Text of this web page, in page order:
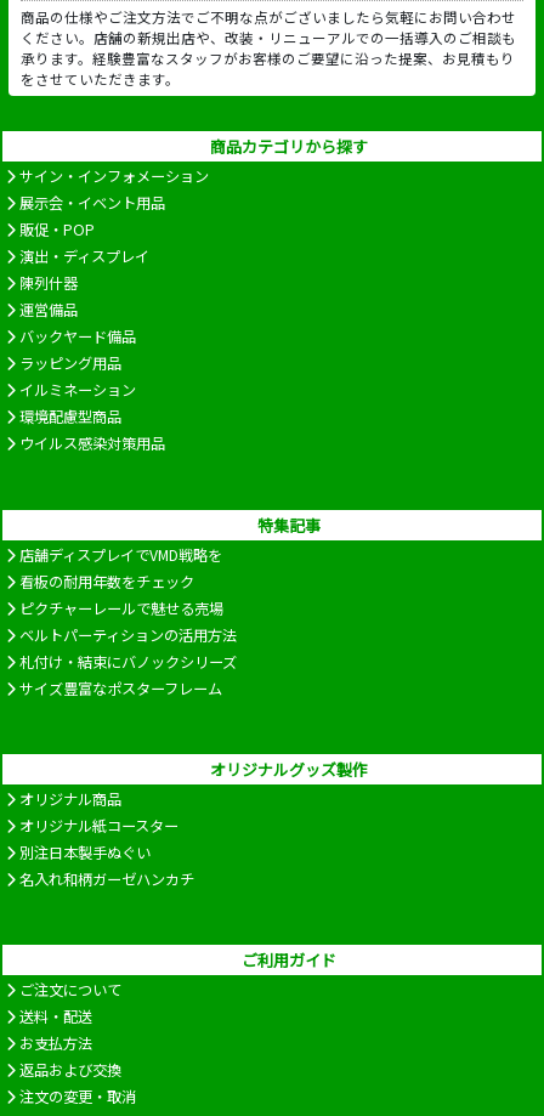
商品の仕様やご注文方法でご不明な点がございましたら気軽にお問い合わせ
ください。店舗の新規出店や、改装・リニューアルでの一括導入のご相談も
承ります。経験豊富なスタッフがお客様のご要望に沿った提案、お見積もり
をさせていただきます。
商品カテゴリから探す
サイン・インフォメーション
展示会・イベント用品
販促・POP
演出・ディスプレイ
陳列什器
運営備品
バックヤード備品
ラッピング用品
イルミネーション
環境配慮型商品
ウイルス感染対策用品
特集記事
店舗ディスプレイでVMD戦略を
看板の耐用年数をチェック
ピクチャーレールで魅せる売場
ベルトパーティションの活用方法
札付け・結束にバノックシリーズ
サイズ豊富なポスターフレーム
オリジナルグッズ製作
オリジナル商品
オリジナル紙コースター
別注日本製手ぬぐい
名入れ和柄ガーゼハンカチ
ご利用ガイド
ご注文について
送料・配送
お支払方法
返品および交換
注文の変更・取消